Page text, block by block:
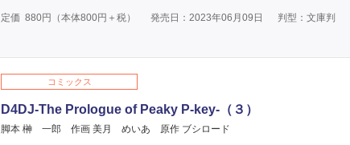
定価 880円（本体800円＋税） 発売日：2023年06月09日 判型：文庫判
コミックス
D4DJ-The Prologue of Peaky P-key-（３）
脚本 榊 一郎 作画 美月 めいあ 原作 ブシロード